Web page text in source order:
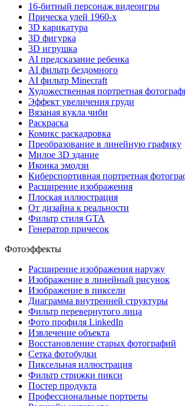
16-битный персонаж видеоигры
Прическа улей 1960-х
3D карикатура
3D фигурка
3D игрушка
AI предсказание ребенка
AI фильтр бездомного
AI фильтр Minecraft
Художественная портретная
Эффект увеличения груди
Вязаная кукла чиби
Раскраска
Комикс раскадровка
Преобразование в линейную графику
Милое 3D здание
Иконка эмодзи
Киберспортивная портретная
Расширение изображения
Плоская иллюстрация
От дизайна к реальности
Фильтр стиля GTA
Генератор причесок
Фотоэффекты
Расширение изображения наружу
Изображение в линейный рисунок
Изображение в пиксели
Диаграмма внутренней структуры
Фильтр перевернутого лица
Фото профиля LinkedIn
Извлечение объекта
Восстановление старых фотографий
Сетка фотобудки
Пиксельная иллюстрация
Фильтр стрижки пикси
Постер продукта
Профессиональные портреты